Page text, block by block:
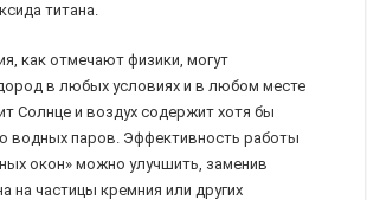
титана.
как отмечают физики, могут
в любых условиях и в любом месте
Солнце и воздух содержит хотя бы
водных паров. Эффективность работы
окон» можно улучшить, заменив
на частицы кремния или других